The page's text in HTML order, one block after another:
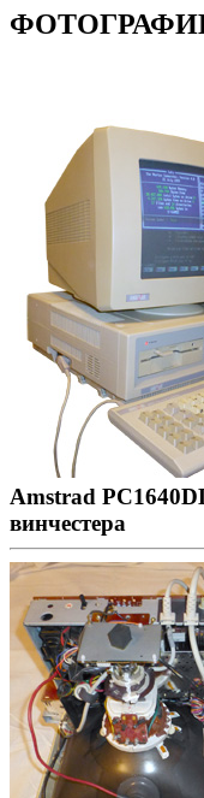
Amstrad
винчестера